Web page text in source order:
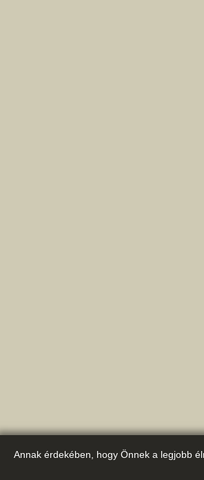
Annak érdekében, hogy Önnek a legjobb